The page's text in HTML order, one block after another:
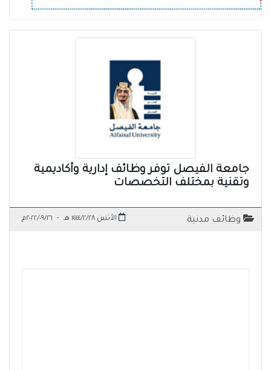
جامعة الفيصل توفر وظائف إدارية وأكاديمية
وتقنية بمختلف التخصصات
وظائف مدنية الأثنين ١٤٤٤/٢/٢٨ هـ - ٢٠٢٢/٠٩/٢٦م